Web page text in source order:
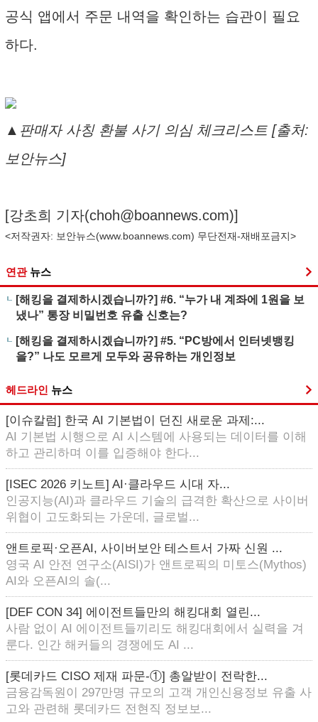
공식 앱에서 주문 내역을 확인하는 습관이 필요
하다.
▲판매자 사칭 환불 사기 의심 체크리스트 [출처:
보안뉴스]
[강초희 기자(choh@boannews.com)]
<저작권자: 보안뉴스(www.boannews.com) 무단전재-재배포금지>
연관 뉴스
[해킹을 결제하시겠습니까?] #6. “누가 내 계좌에 1원을 보
냈나” 통장 비밀번호 유출 신호는?
[해킹을 결제하시겠습니까?] #5. “PC방에서 인터넷뱅킹
을?” 나도 모르게 모두와 공유하는 개인정보
헤드라인 뉴스
[이슈칼럼] 한국 AI 기본법이 던진 새로운 과제:...
AI 기본법 시행으로 AI 시스템에 사용되는 데이터를 이해
하고 관리하며 이를 입증해야 한다...
[ISEC 2026 키노트] AI·클라우드 시대 자...
인공지능(AI)과 클라우드 기술의 급격한 확산으로 사이버
위협이 고도화되는 가운데, 글로벌...
앤트로픽·오픈AI, 사이버보안 테스트서 가짜 신원 ...
영국 AI 안전 연구소(AISI)가 앤트로픽의 미토스(Mythos)
AI와 오픈AI의 솔(...
[DEF CON 34] 에이전트들만의 해킹대회 열린...
사람 없이 AI 에이전트들끼리도 해킹대회에서 실력을 겨
룬다. 인간 해커들의 경쟁에도 AI ...
[롯데카드 CISO 제재 파문-①] 총알받이 전락한...
금융감독원이 297만명 규모의 고객 개인신용정보 유출 사
고와 관련해 롯데카드 전현직 정보보...